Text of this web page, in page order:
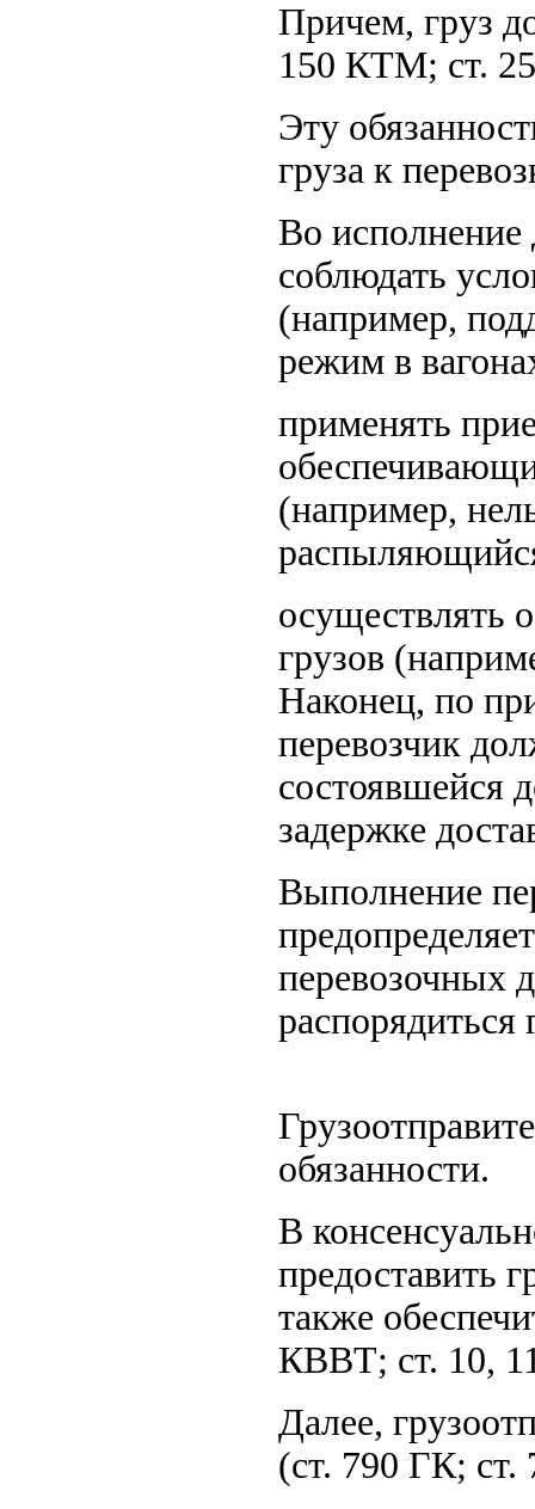
Причем, груз
150 КТМ; ст.
Эту
груза к
Во исполнение
соблюдать
(например,
режим в
применять
(например,
осуществлять
грузов
Наконец, по
перевозчик
состоявшейся
задержке
Выполнение
перевозочных
распорядиться
обязанности.
В
предоставить
также
КВВТ; ст. 10,
Далее,
(ст. 790 ГК;